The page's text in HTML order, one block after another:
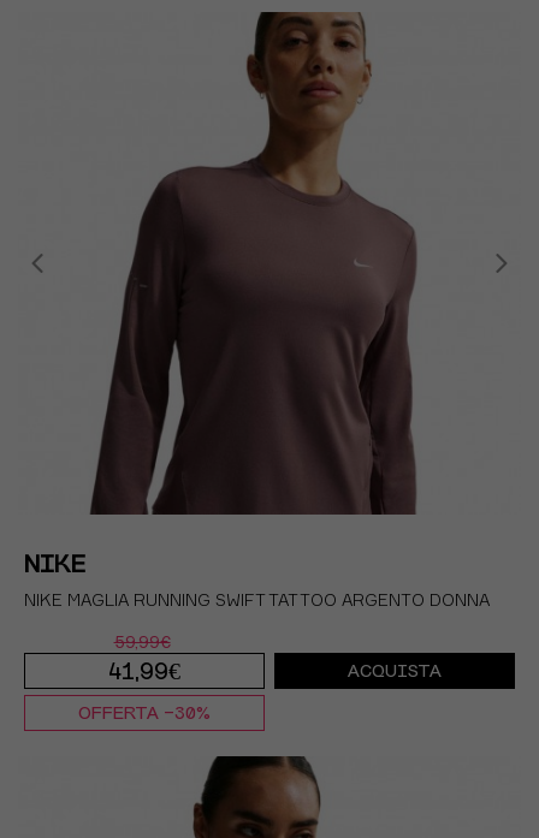
NIKE
NIKE MAGLIA RUNNING SWIFT TATTOO ARGENTO DONNA
59,99€
41,99€
L
ACQUISTA
OFFERTA -30%